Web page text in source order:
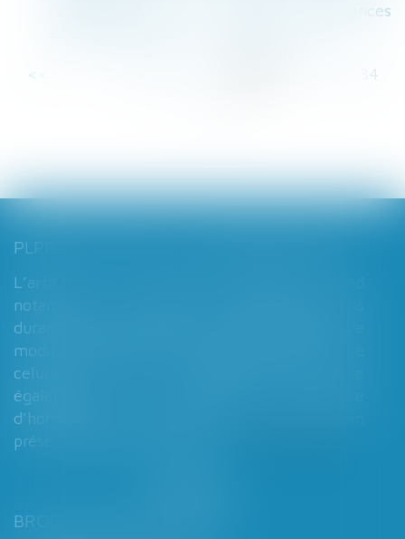
comptanoo.com - Quelles assurances
<< 34
L’article 7 du PLPRJ 2018-2002 tend
notamment à supprimer le délai de deux ans
durant lequel les époux ne peuvent réaliser de
modification de leur régime matrimonial, que
celui-ci soit légal ou conventionnel. Il vise
également à supprimer l’exigence
d’homologation judiciaire systématique en
présence d’enfants mineurs...
BROCHARD & DESPORTES